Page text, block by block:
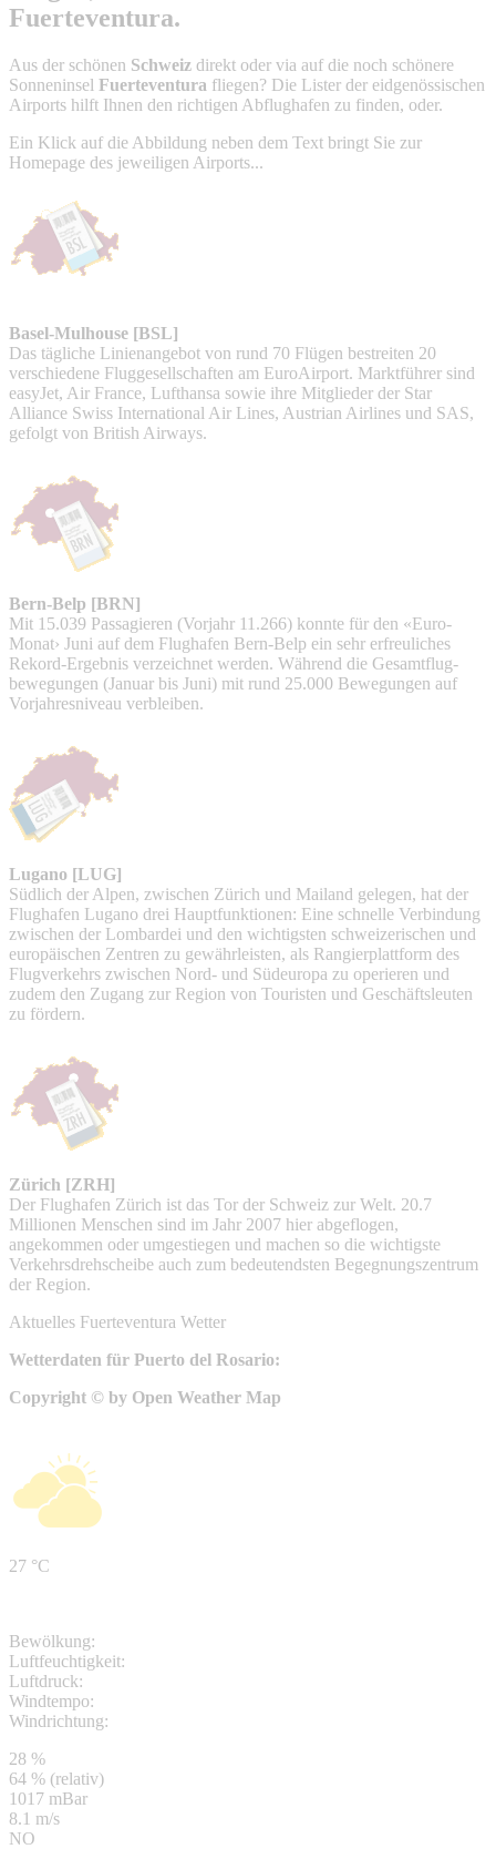
Fuerteventura.
Aus der schönen Schweiz direkt oder via auf die noch schönere
Sonneninsel Fuerteventura fliegen? Die Lister der eidgenössischen
Airports hilft Ihnen den richtigen Abflughafen zu finden, oder.
Ein Klick auf die Abbildung neben dem Text bringt Sie zur
Homepage des jeweiligen Airports...
Basel-Mulhouse [BSL]
Das tägliche Linienangebot von rund 70 Flügen bestreiten 20
verschiedene Fluggesellschaften am EuroAirport. Marktführer sind
easyJet, Air France, Lufthansa sowie ihre Mitglieder der Star
Alliance Swiss International Air Lines, Austrian Airlines und SAS,
gefolgt von British Airways.
Bern-Belp [BRN]
Mit 15.039 Passagieren (Vorjahr 11.266) konnte für den «Euro-
Monat› Juni auf dem Flughafen Bern-Belp ein sehr erfreuliches
Rekord-Ergebnis verzeichnet werden. Während die Gesamtflug-
bewegungen (Januar bis Juni) mit rund 25.000 Bewegungen auf
Vorjahresniveau verbleiben.
Lugano [LUG]
Südlich der Alpen, zwischen Zürich und Mailand gelegen, hat der
Flughafen Lugano drei Hauptfunktionen: Eine schnelle Verbindung
zwischen der Lombardei und den wichtigsten schweizerischen und
europäischen Zentren zu gewährleisten, als Rangierplattform des
Flugverkehrs zwischen Nord- und Südeuropa zu operieren und
zudem den Zugang zur Region von Touristen und Geschäftsleuten
zu fördern.
Zürich [ZRH]
Der Flughafen Zürich ist das Tor der Schweiz zur Welt. 20.7
Millionen Menschen sind im Jahr 2007 hier abgeflogen,
angekommen oder umgestiegen und machen so die wichtigste
Verkehrsdrehscheibe auch zum bedeutendsten Begegnungszentrum
der Region.
Aktuelles Fuerteventura Wetter
Wetterdaten für Puerto del Rosario:
Copyright © by Open Weather Map
27 °C
Bewölkung:
Luftfeuchtigkeit:
Luftdruck:
Windtempo:
Windrichtung:
28 %
64 % (relativ)
1017 mBar
8.1 m/s
NO